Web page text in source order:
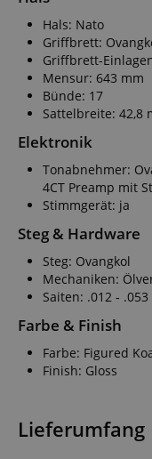
Hals: Nato
Griffbrett:
Griffbrett-
Mensur: 643 mm
Bünde: 17
Sattelbreite: 42,8
Elektronik
Tonabnehmer:
4CT Preamp mit
Stimmgerät: ja
Steg & Hardware
Steg: Ovangkol
Mechaniken:
Saiten: .012 - .053
Farbe & Finish
Farbe: Figured
Finish: Gloss
Lieferumfang